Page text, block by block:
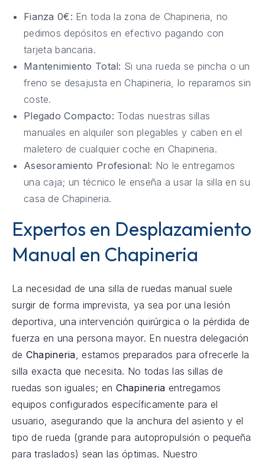
Fianza 0€: En toda la zona de Chapineria, no
pedimos depósitos en efectivo pagando con
tarjeta bancaria.
Mantenimiento Total: Si una rueda se pincha o un
freno se desajusta en Chapineria, lo reparamos sin
coste.
Plegado Compacto: Todas nuestras sillas
manuales en alquiler son plegables y caben en el
maletero de cualquier coche en Chapineria.
Asesoramiento Profesional: No le entregamos
una caja; un técnico le enseña a usar la silla en su
casa de Chapineria.
Expertos en Desplazamiento
Manual en Chapineria
La necesidad de una silla de ruedas manual suele
surgir de forma imprevista, ya sea por una lesión
deportiva, una intervención quirúrgica o la pérdida de
fuerza en una persona mayor. En nuestra delegación
de Chapineria, estamos preparados para ofrecerle la
silla exacta que necesita. No todas las sillas de
ruedas son iguales; en Chapineria entregamos
equipos configurados específicamente para el
usuario, asegurando que la anchura del asiento y el
tipo de rueda (grande para autopropulsión o pequeña
para traslados) sean las óptimas. Nuestro